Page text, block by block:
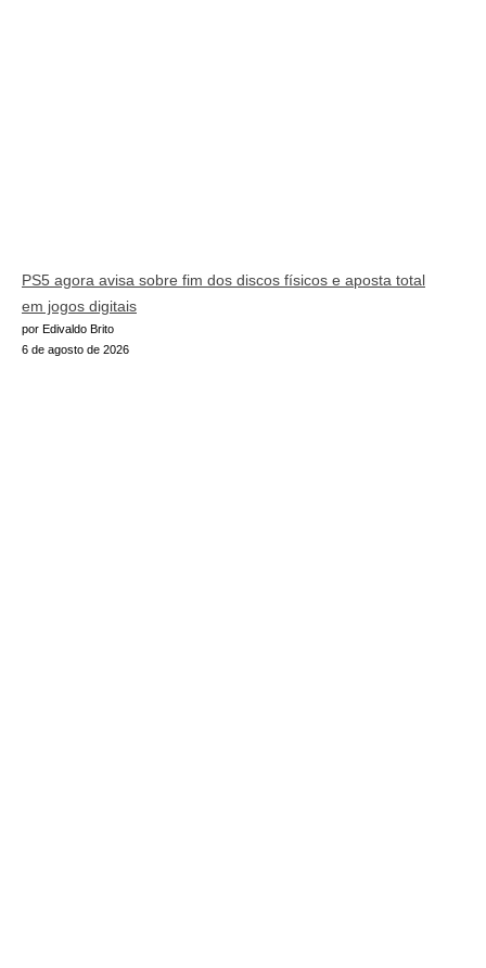
PS5 agora avisa sobre fim dos discos físicos e aposta total
em jogos digitais
por Edivaldo Brito
6 de agosto de 2026